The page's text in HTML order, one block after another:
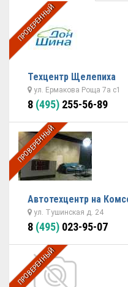
ПРОВЕРЕННЫЙ
Техцентр Щелепиха
ул. Ермакова Роща 7а с1
8 (495) 255-56-89
ПРОВЕРЕННЫЙ
Автотехцентр на
ул. Тушинская д. 24
8 (495) 023-95-07
ПРОВЕРЕННЫЙ